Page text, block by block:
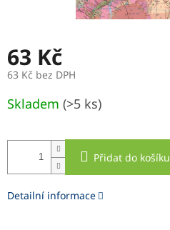
63 Kč
63 Kč bez DPH
cena:
Skladem (>5 ks)
Přidat do košíku
Detailní informace